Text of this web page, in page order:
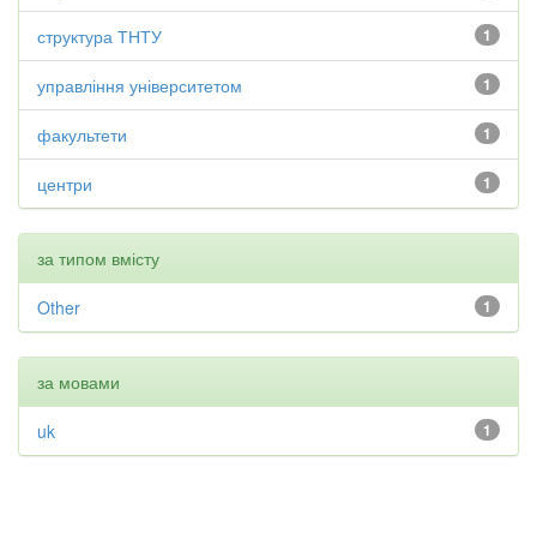
1
структура ТНТУ
1
управління університетом
1
факультети
1
центри
за типом вмісту
1
Other
за мовами
1
uk